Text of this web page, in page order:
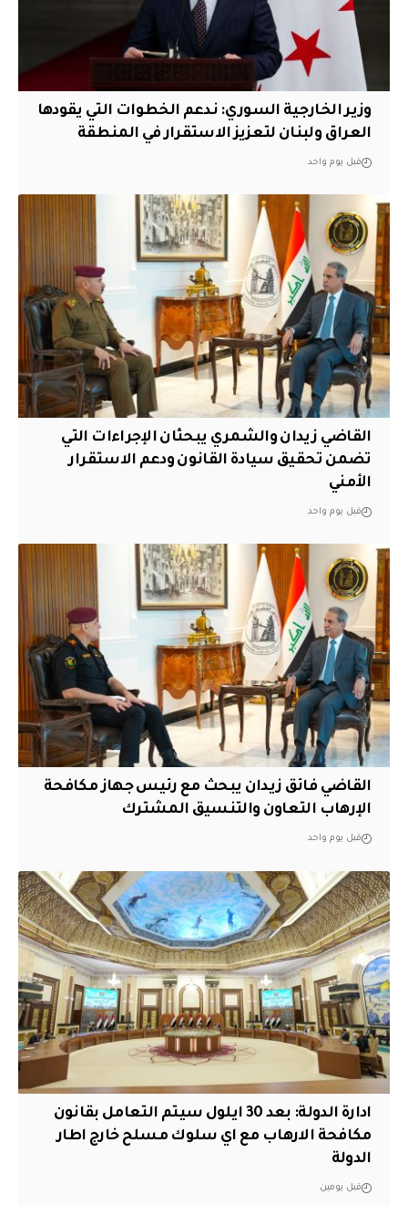
وزير الخارجية السوري: ندعم الخطوات التي يقودها
العراق ولبنان لتعزيز الاستقرار في المنطقة
قبل يوم واحد
القاضي زيدان والشمري يبحثان الإجراءات التي
تضمن تحقيق سيادة القانون ودعم الاستقرار
الأمني
قبل يوم واحد
القاضي فائق زيدان يبحث مع رئيس جهاز مكافحة
الإرهاب التعاون والتنسيق المشترك
قبل يوم واحد
ادارة الدولة: بعد 30 ايلول سيتم التعامل بقانون
مكافحة الارهاب مع اي سلوك مسلح خارج اطار
الدولة
قبل يومين